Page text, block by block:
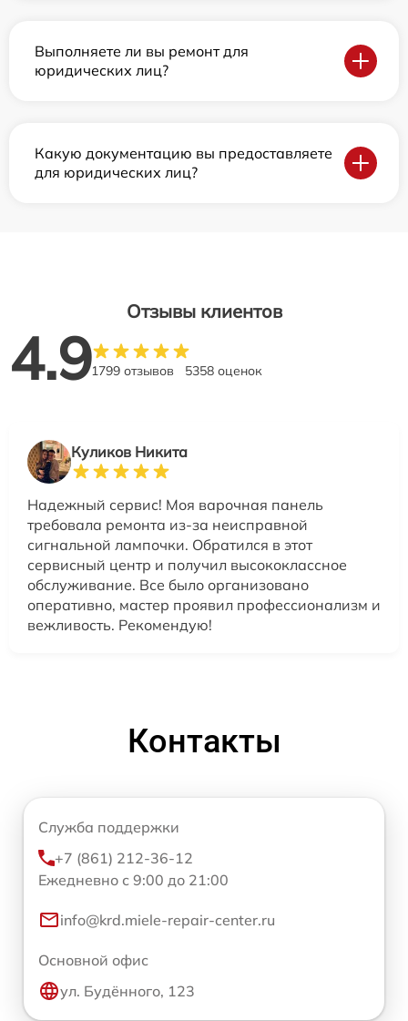
Выполняете ли вы ремонт для
юридических лиц?
Какую документацию вы предоставляете
для юридических лиц?
Отзывы клиентов
4.91799 отзывов 5358 оценок
Куликов Никита
Надежный сервис! Моя варочная панель
требовала ремонта из-за неисправной
сигнальной лампочки. Обратился в этот
сервисный центр и получил высококлассное
обслуживание. Все было организовано
оперативно, мастер проявил профессионализм и
вежливость. Рекомендую!
Контакты
Служба поддержки
+7 (861) 212-36-12
Ежедневно с 9:00 до 21:00
info@krd.miele-repair-center.ru
Основной офис
ул. Будённого, 123